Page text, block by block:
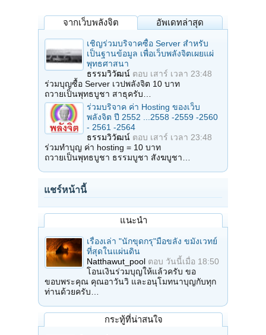
จากเว็บพลังจิต อัพเดทล่าสุด
เชิญร่วมบริจาคซื้อ Server สำหรับ
เป็นฐานข้อมูล เพื่อเว็บพลังจิตเผยแผ่
พุทธศาสนา
ธรรมวิวัฒน์ ตอบ เสาร์ เวลา 23:48
ร่วมบุญซื้อ Server เวปพลังจิต 10 บาท
ถวายเป็นพุทธบูชา สาธุครับ…
ร่วมบริจาค ค่า Hosting ของเว็บ
พลังจิต ปี 2552 ...2558 -2559 -2560
- 2561 -2564
ธรรมวิวัฒน์ ตอบ เสาร์ เวลา 23:48
ร่วมทำบุญ ค่า hosting = 10 บาท
ถวายเป็นพุทธบูชา ธรรมบูชา สังฆบูชา…
แชร์หน้านี้
แนะนำ
เรื่องเล่า "นักขุดกรุ"มือขลัง ขมังเวทย์
ที่สุดในแผ่นดิน
Natthawut_pool ตอบ วันนี้เมื่อ 18:50
โอนเงินร่วมบุญให้แล้วครับ ขอ
ขอบพระคุณ คุณอาวันวิ และอนุโมทนาบุญกับทุก
ท่านด้วยครับ…
กระทู้ที่น่าสนใจ